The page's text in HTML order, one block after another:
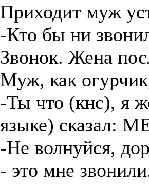
Приходит муж
-Кто бы ни
Звонок. Жена
Муж, как
-Ты что (кнс), я
языке) сказал:
-Не волнуйся,
- это мне